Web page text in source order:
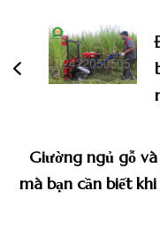
hướng
viết
Giường ngủ gỗ
mà bạn cần biết